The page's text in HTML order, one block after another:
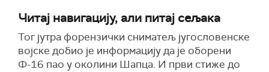
Читај навигацију, али питај сељака
Тог јутра форензички сниматељ југословенске
војске добио је информацију да је оборени
Ф-16 пао у околини Шапца. И први стиже до